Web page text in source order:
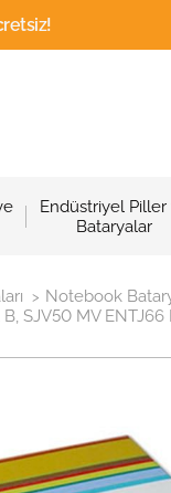
Endüstriyel Piller
Bataryalar
> Notebook
SJV50 MV